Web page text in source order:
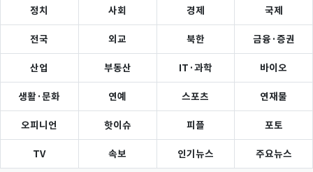
정치 사회 경제 국제
전국 외교 북한 금융·증권
산업 부동산 IT·과학 바이오
생활·문화 연예 스포츠 연재물
오피니언 핫이슈 피플 포토
TV 속보 인기뉴스 주요뉴스